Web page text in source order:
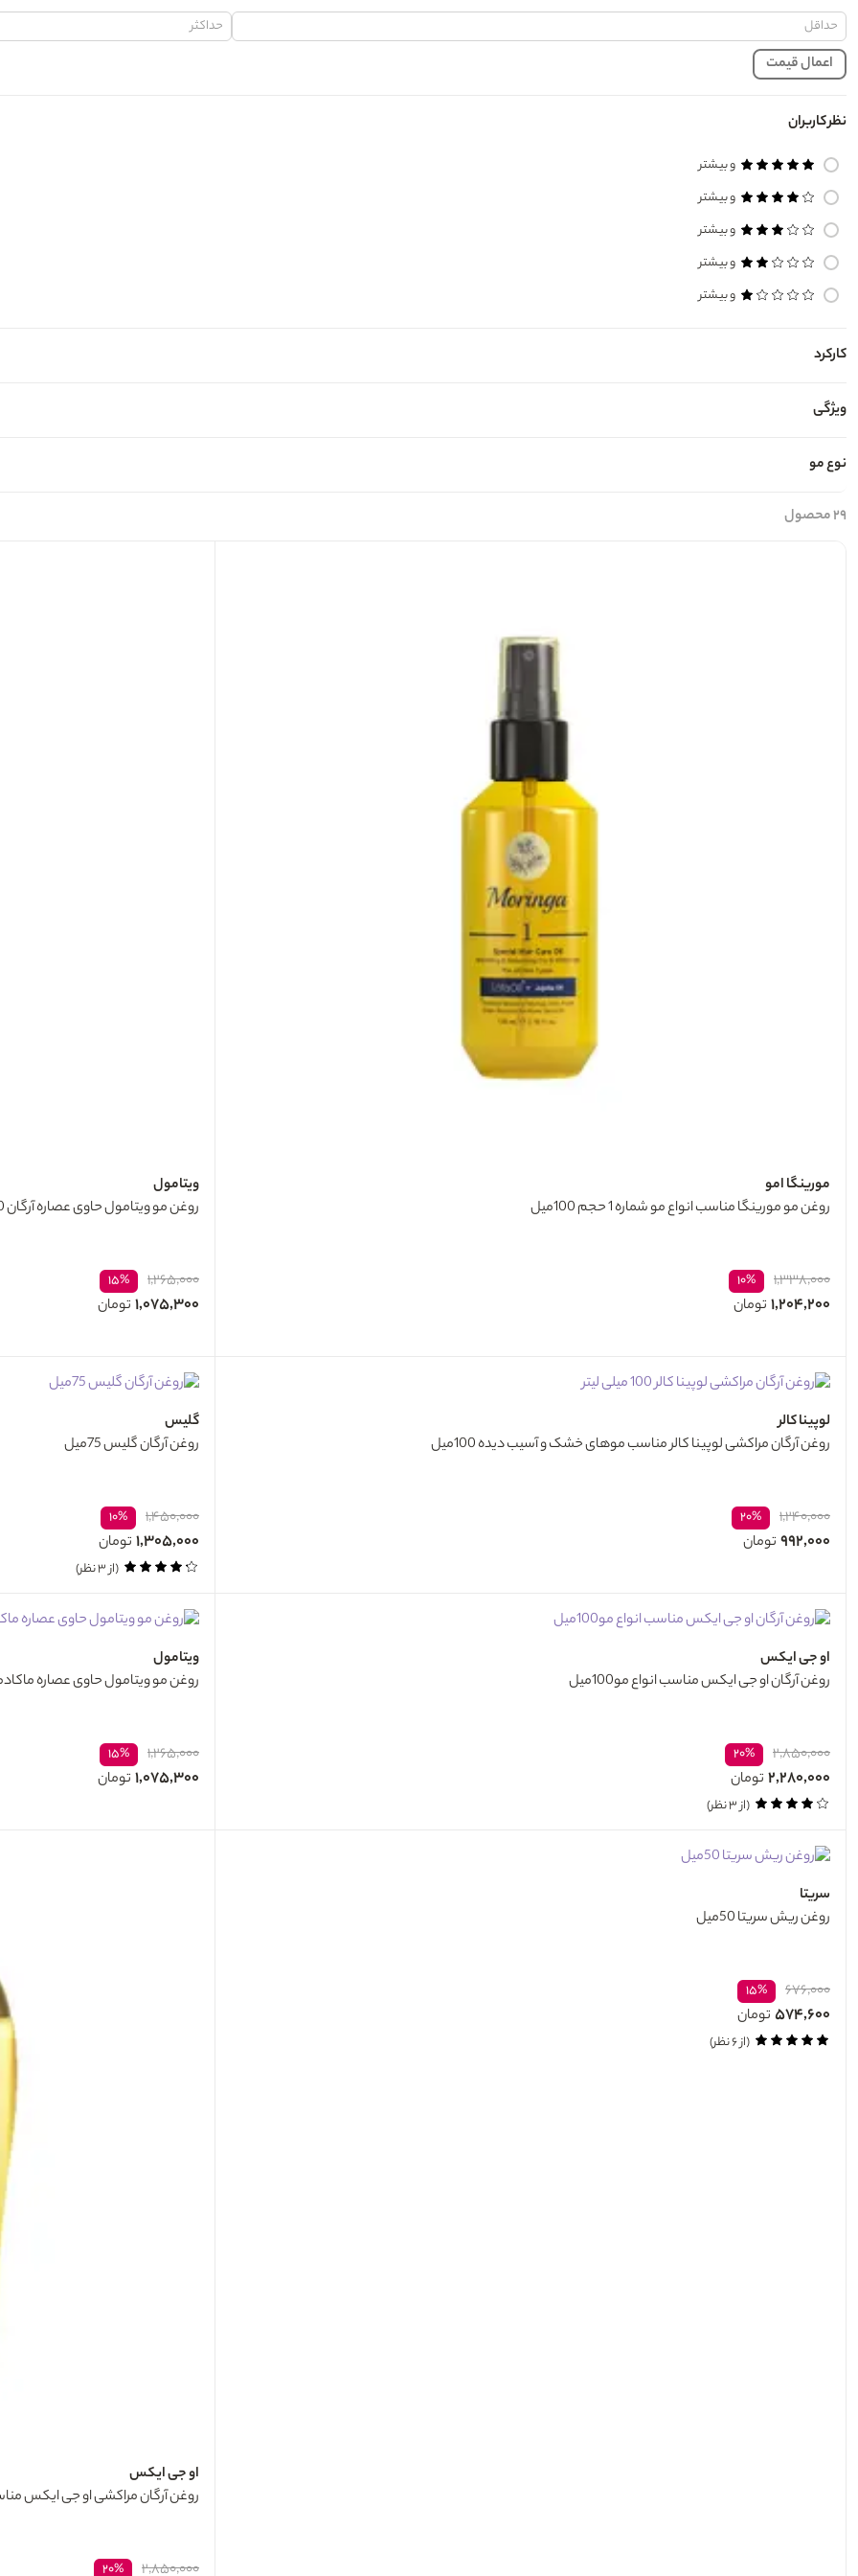
لوجیا
آموس وان
اعمال قیمت
نظر کاربران
و بیشتر
و بیشتر
و بیشتر
و بیشتر
و بیشتر
کارکرد
ویژگی
نوع مو
۲۹ محصول
مورینگا امو
روغن مو مورینگا مناسب انواع مو شماره 1 حجم 100میل
۱,۳۳۸,۰۰۰ ۱۰%
۱,۲۰۴,۲۰۰ تومان
ویتامول
روغن مو ویتامول حاوی عصاره آرگان 60میل
۱,۲۶۵,۰۰۰ ۱۵%
۱,۰۷۵,۳۰۰ تومان
لوپینا کالر
روغن آرگان مراکشی لوپینا کالر مناسب موهای خشک و آسیب دیده 100میل
۱,۲۴۰,۰۰۰ ۲۰%
۹۹۲,۰۰۰ تومان
گلیس
روغن آرگان گلیس 75میل
۱,۴۵۰,۰۰۰ ۱۰%
۱,۳۰۵,۰۰۰ تومان
(از ۳ نظر)
او جی ایکس
روغن آرگان او جی ایکس مناسب انواع مو100میل
۲,۸۵۰,۰۰۰ ۲۰%
۲,۲۸۰,۰۰۰ تومان
(از ۳ نظر)
ویتامول
روغن مو ویتامول حاوی عصاره ماکادمیا
۱,۲۶۵,۰۰۰ ۱۵%
۱,۰۷۵,۳۰۰ تومان
سریتا
روغن ریش سریتا 50میل
۶۷۶,۰۰۰ ۱۵%
۵۷۴,۶۰۰ تومان
(از ۶ نظر)
او جی ایکس
روغن آرگان مراکشی او جی ایکس
۲,۸۵۰,۰۰۰ ۲۰%